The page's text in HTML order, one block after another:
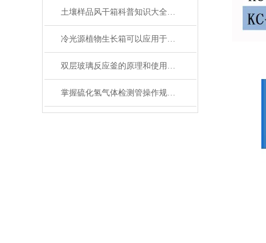
土壤样品风干箱科普知识大全，你真不一定都懂
冷光源植物生长箱可以应用于各种植物的生长
双层玻璃反应釜的原理和使用说明
掌握硫化氢气体检测管操作规范，筑牢作业安全防线